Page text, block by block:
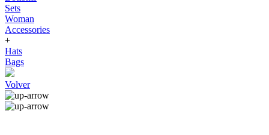
Sets
Woman
Accessories
+
Hats
Bags
Volver